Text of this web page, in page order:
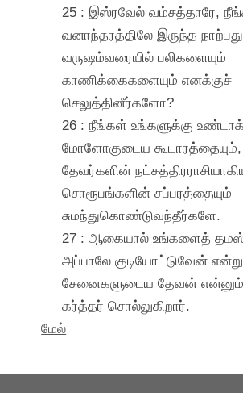
25 : இஸ்ரவேல் வம்சத்தாரே,
வனாந்தரத்திலே இருந்த நாற்பது
வருஷம்வரையில் பலிகளையும்
காணிக்கைகளையும் எனக்குச்
செலுத்தினீர்களோ?
26 : நீங்கள் உங்களுக்கு
மோளோகுடைய
தேவர்களின்
சொரூபங்களின் சப்பரத்தையும்
சுமந்துகொண்டுவந்தீர்களே.
27 : ஆகையால் உங்களைத்
அப்பாலே குடியோட்டுவேன் என்று
சேனைகளுடைய தேவன்
கர்த்தர் சொல்லுகிறார்.
மேல்